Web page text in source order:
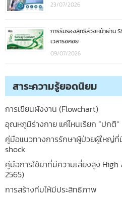
23/07/2026
การรับรองสิทธิล่วงหน้าผ่าน
เวลารอคอย
09/07/2026
สาระความรู้ยอดนิยม
การเขียนผังงาน (Flowchart)
อุณหภูมิร่างกาย แค่ไหนเรียก “ปกติ”
คู่มือแนวทางการรักษาผู้ป่วยผู้ใหญ่ที่
shock
คู่มือการใช้ยาที่มีความเสี่ยงสูง
2565)
การสร้างทีมให้มีประสิทธิภาพ